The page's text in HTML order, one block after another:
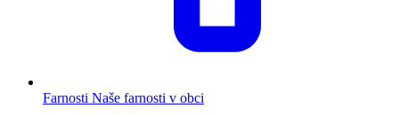
Farnosti Naše farnosti v obci